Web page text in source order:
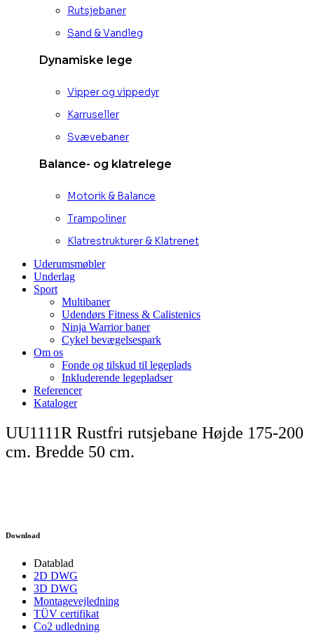
Rutsjebaner
Sand & Vandleg
Dynamiske lege
Vipper og vippedyr
Karruseller
Svævebaner
Balance- og klatrelege
Motorik & Balance
Trampoliner
Klatrestrukturer & Klatrenet
Uderumsmøbler
Underlag
Sport
Multibaner
Udendørs Fitness & Calistenics
Ninja Warrior baner
Cykel bevægelsespark
Om os
Fonde og tilskud til legeplads
Inkluderende legepladser
Referencer
Kataloger
UU1111R Rustfri rutsjebane Højde 175-200
cm. Bredde 50 cm.
Download
Datablad
2D DWG
3D DWG
Montagevejledning
TÜV certifikat
Co2 udledning